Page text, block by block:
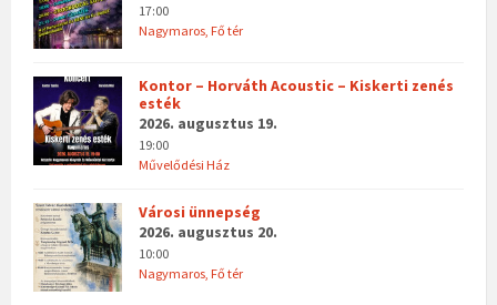
17:00
Nagymaros, Fő tér
Kontor – Horváth Acoustic – Kiskerti zenés
esték
2026. augusztus 19.
19:00
Művelődési Ház
Városi ünnepség
2026. augusztus 20.
10:00
Nagymaros, Fő tér